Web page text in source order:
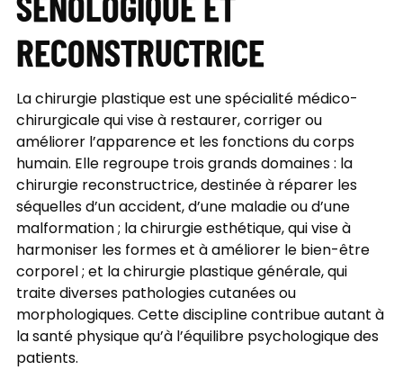
RECONSTRUCTRICE
La chirurgie plastique est une spécialité médico-
chirurgicale qui vise à restaurer, corriger ou
améliorer l’apparence et les fonctions du corps
humain. Elle regroupe trois grands domaines : la
chirurgie reconstructrice, destinée à réparer les
séquelles d’un accident, d’une maladie ou d’une
malformation ; la chirurgie esthétique, qui vise à
harmoniser les formes et à améliorer le bien-être
corporel ; et la chirurgie plastique générale, qui
traite diverses pathologies cutanées ou
morphologiques. Cette discipline contribue autant à
la santé physique qu’à l’équilibre psychologique des
patients.